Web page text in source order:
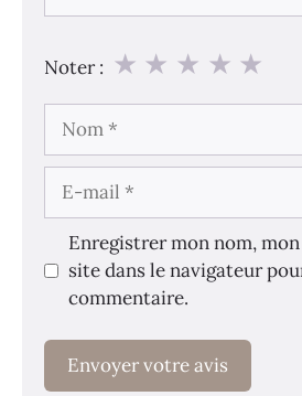
Noter : ★
★
★
★
★
mail
Enregistrer mon nom,
site dans le navigateur
commentaire.